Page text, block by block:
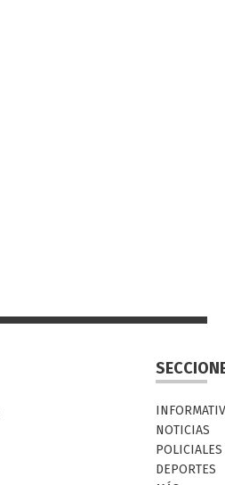
NOTICIAS
POLICIALES
DEPORTES